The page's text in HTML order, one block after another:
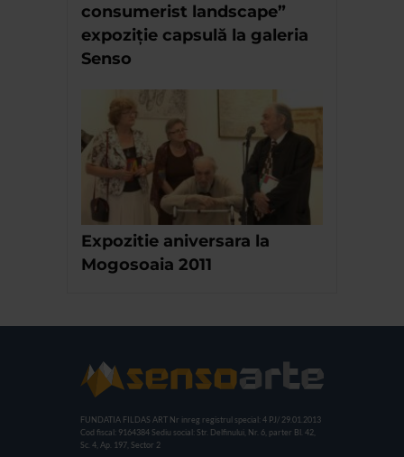
consumerist landscape”
expoziție capsulă la galeria
Senso
Expozitie aniversara la
Mogosoaia 2011
FUNDATIA FILDAS ART Nr inreg registrul special: 4 PJ/ 29.01.2013
Cod fiscal: 9164384 Sediu social: Str. Delfinului, Nr. 6, parter Bl. 42,
Sc. 4, Ap. 197, Sector 2